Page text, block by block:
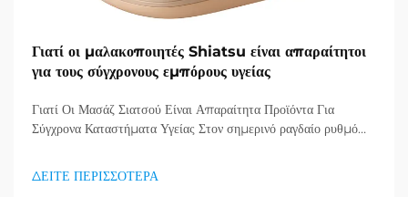
Γιατί οι μαλακοποιητές Shiatsu είναι απαραίτητοι
για τους σύγχρονους εμπόρους υγείας
Γιατί Οι Μασάζ Σιατσού Είναι Απαραίτητα Προϊόντα Για
Σύγχρονα Καταστήματα Υγείας Στον σημερινό ραγδαίο ρυθμό
περισσότερο αποτελεσματικούς τρόπους να δίνουν
ΔΕΙΤΕ ΠΕΡΙΣΣΟΤΕΡΑ